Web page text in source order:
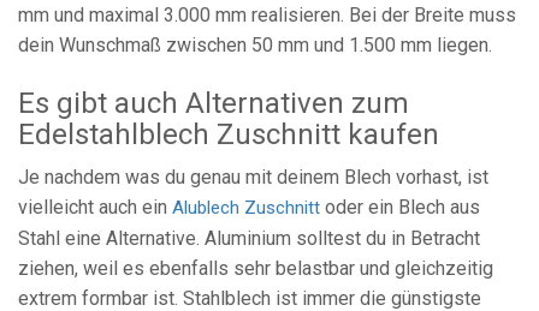
mm und maximal 3.000 mm realisieren. Bei der Breite muss
dein Wunschmaß zwischen 50 mm und 1.500 mm liegen.
Es gibt auch Alternativen zum
Edelstahlblech Zuschnitt kaufen
Je nachdem was du genau mit deinem Blech vorhast, ist
vielleicht auch ein Alublech Zuschnitt oder ein Blech aus
Stahl eine Alternative. Aluminium solltest du in Betracht
ziehen, weil es ebenfalls sehr belastbar und gleichzeitig
extrem formbar ist. Stahlblech ist immer die günstigste